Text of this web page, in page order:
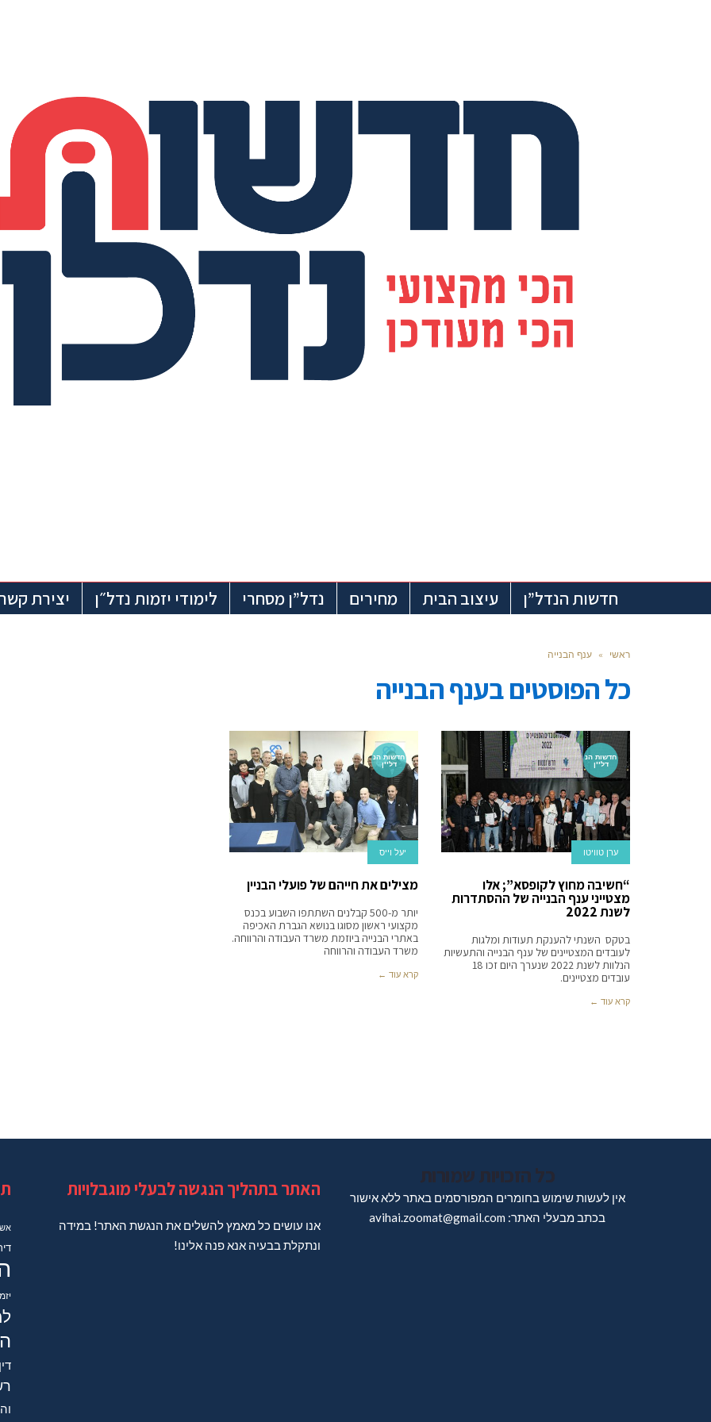
חדשות הנדל”ן עיצוב הבית מחירים נדל”ן מסחרי לימודי יזמות נדל״ן יצירת קשר
ראשי » ענף הבנייה
כל הפוסטים בענף הבנייה
חדשות הנ
דל''ן
ערן טוויטו
“חשיבה מחוץ לקופסא”; אלו
מצטייני ענף הבנייה של ההסתדרות
לשנת 2022
בטקס השנתי להענקת תעודות ומלגות
לעובדים המצטיינים של ענף הבנייה והתעשיות
הנלוות לשנת 2022 שנערך היום זכו 18
עובדים מצטיינים.
קרא עוד ←
חדשות הנ
דל''ן
יעל וייס
מצילים את חייהם של פועלי הבניין
יותר מ-500 קבלנים השתתפו השבוע בכנס
מקצועי ראשון מסוגו בנושא הגברת האכיפה
באתרי הבנייה ביוזמת משרד העבודה והרווחה.
משרד העבודה והרווחה
קרא עוד ←
כל הזכויות שמורות
אין לעשות שימוש בחומרים המפורסמים באתר ללא אישור
בכתב מבעלי האתר: avihai.zoomat@gmail.com
האתר בתהליך הנגשה לבעלי מוגבלויות
אנו עושים כל מאמץ להשלים את הנגשת האתר! במידה
ונתקלת בבעיה אנא פנה אלינו!
דין